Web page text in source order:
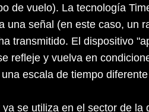
de vuelo). La tecnología
una señal (en este caso, un
transmitido. El dispositivo
refleje y vuelva en
escala de tiempo
se utiliza en el sector de la